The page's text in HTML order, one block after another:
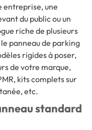
entreprise, une
du public ou un
riche de plusieurs
panneau de parking
rigides à poser,
de votre marque,
kits complets sur
etc.
standard